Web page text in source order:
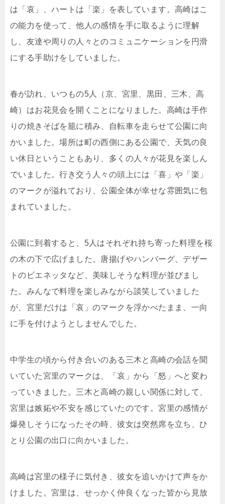
は「哀」、ハートは「楽」を表しています。高崎はこ
の能力を使って、他人の感情を手に取るように理解
し、友達や周りの人々とのコミュニケーションを円滑
にする手助けをしていました。
春が訪れ、いつもの5人（京、宮里、黒田、三木、高
崎）はお花見会を開くことになりました。高崎は手作
りの焼きそばを籠に積み、自転車を走らせて公園に向
かいました。場所は町の西側にある公園で、天気の良
い休日ということもあり、多くの人々が花見を楽しん
でいました。行き交う人々の頭上には「喜」や「楽」
のマークが溢れており、公園全体が幸せな雰囲気に包
まれていました。
公園に到着すると、5人はそれぞれ持ち寄った料理を桜
の木の下で広げました。唐揚げやハンバーグ、デザー
トのビエネッタなど、美味しそうな料理が並びまし
た。みんなで料理を楽しみながら談笑していました
が、宮里だけは「哀」のマークを浮かべたまま、一向
に手を付けようとしませんでした。
中学生の頃から付き合いのある三木と高崎の会話を聞
いていた宮里のマークは、「哀」から「怒」へと変わ
っていきました。三木と高崎の親しい関係に対して、
宮里は嫉妬や不安を感じていたのです。宮里の感情が
爆発しそうになったその時、彼女は突然席を立ち、ひ
とり公園の出口に向かいました。
高崎は宮里の様子に気付き、彼女を追いかけて声をか
けました。宮里は、せっかく仲良くなった皆から見放